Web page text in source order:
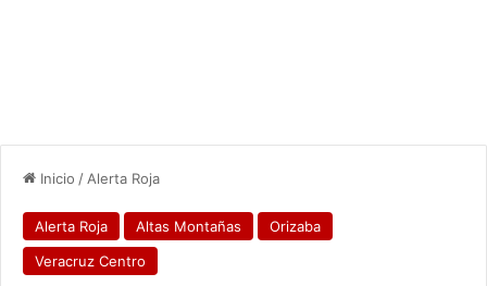
Inicio / Alerta Roja
Alerta Roja Altas Montañas
Orizaba
Veracruz Centro